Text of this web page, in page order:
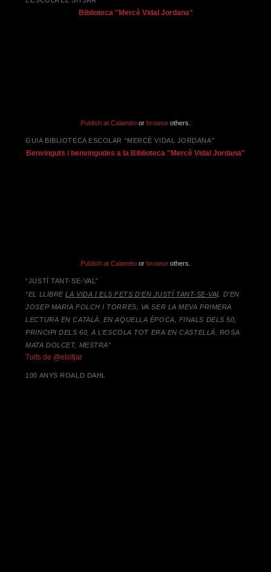
Biblioteca "Mercè Vidal Jordana"
Publish at Calaméo or browse others.
GUIA BIBLIOTECA ESCOLAR “MERCÈ VIDAL JORDANA”
Benvinguts i benvingudes a la Biblioteca "Mercè Vidal Jordana"
Publish at Calaméo or browse others.
“JUSTÍ TANT-SE-VAL”
“EL LLIBRELA VIDA I ELS FETS D’EN JUSTÍ TANT-SE-VAL D’EN
JOSEP MARIA FOLCH I TORRES, VA SER LA MEVA PRIMERA
LECTURA EN CATALÀ. EN AQUELLA ÈPOCA, FINALS DELS 50,
PRINCIPI DELS 60, A L’ESCOLA TOT ERA EN CASTELLÀ. ROSA
MATA DOLCET, MESTRA”
Tuits de @elsitjar
100 ANYS ROALD DAHL